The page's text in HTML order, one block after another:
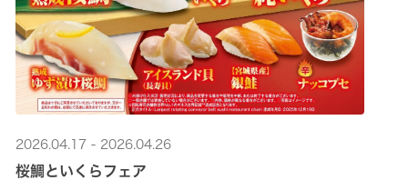
2026.04.17 - 2026.04.26
桜鯛といくらフェア